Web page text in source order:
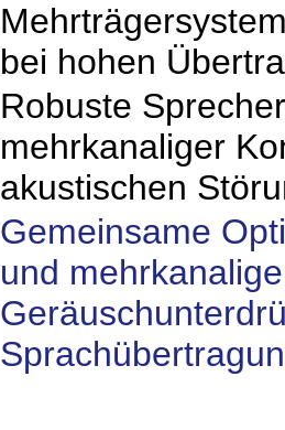
bei hohen
Robuste
mehrkanaliger
akustischen
Gemeinsame
und